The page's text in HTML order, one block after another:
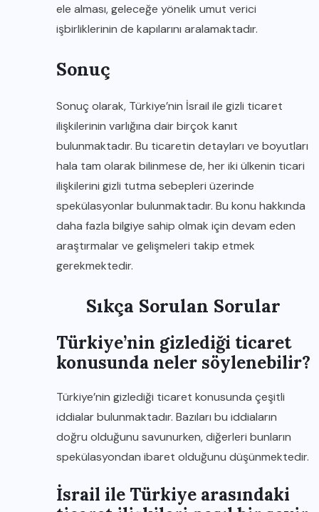
ele alması, geleceğe yönelik umut verici
işbirliklerinin de kapılarını aralamaktadır.
Sonuç
Sonuç olarak, Türkiye’nin İsrail ile gizli ticaret
ilişkilerinin varlığına dair birçok kanıt
bulunmaktadır. Bu ticaretin detayları ve boyutları
hala tam olarak bilinmese de, her iki ülkenin ticari
ilişkilerini gizli tutma sebepleri üzerinde
spekülasyonlar bulunmaktadır. Bu konu hakkında
daha fazla bilgiye sahip olmak için devam eden
araştırmalar ve gelişmeleri takip etmek
gerekmektedir.
Sıkça Sorulan Sorular
Türkiye’nin gizlediği ticaret
konusunda neler söylenebilir?
Türkiye’nin gizlediği ticaret konusunda çeşitli
iddialar bulunmaktadır. Bazıları bu iddiaların
doğru olduğunu savunurken, diğerleri bunların
spekülasyondan ibaret olduğunu düşünmektedir.
İsrail ile Türkiye arasındaki